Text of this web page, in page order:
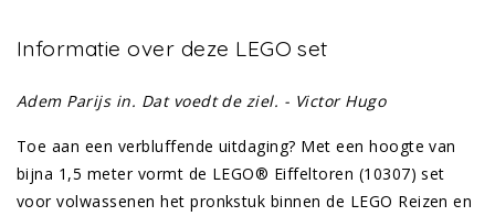
Informatie over deze LEGO set
Adem Parijs in. Dat voedt de ziel. - Victor Hugo
Toe aan een verbluffende uitdaging? Met een hoogte van
bijna 1,5 meter vormt de LEGO® Eiffeltoren (10307) set
voor volwassenen het pronkstuk binnen de LEGO Reizen en